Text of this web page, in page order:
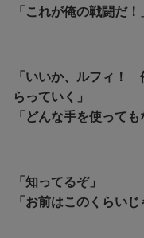
「これが俺の戦闘だ
「いいか、ルフィ！
らっていく」
「どんな手を使って
「知ってるぞ」
「お前はこのくらい